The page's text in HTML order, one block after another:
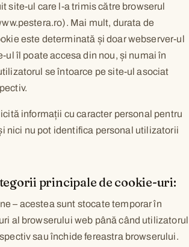
site-ul care l-a trimis către browserul
Mai mult, durata de
este determinată și doar webserver-ul
ul îl poate accesa din nou, și numai în
se întoarce pe site-ul asociat
informații cu caracter personal pentru
nici nu pot identifica personal utilizatorii
principale de cookie-uri:
– acestea sunt stocate temporar în
al browserului web până când utilizatorul
sau închide fereastra browserului.